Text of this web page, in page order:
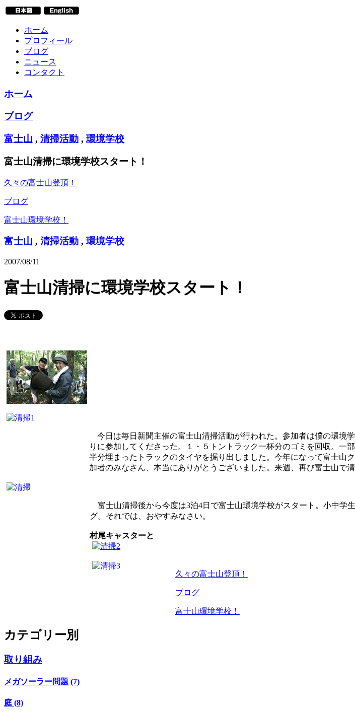
ホーム
プロフィール
ブログ
ニュース
コンタクト
ホーム
ブログ
富士山 , 清掃活動 , 環境学校
富士山清掃に環境学校スタート！
久々の富士山登頂！
ブログ
富士山環境学校！
富士山 , 清掃活動 , 環境学校
2007/08/11
富士山清掃に環境学校スタート！
今日は毎日新聞主催の富士山清掃活動が行われた。参加者は僕の環境
りに参加してくださった。１・５トントラック一杯分のゴミを回収。一
半分埋まったトラックのタイヤを掘り出しました。今年になって富士山
加者のみなさん、本当にありがとうございました。来週、再び富士山で
富士山清掃後から今度は3泊4日で富士山環境学校がスタート。小中学
グ。それでは、おやすみなさい。
村尾キャスターと
久々の富士山登頂！
ブログ
富士山環境学校！
カテゴリー別
取り組み
メガソーラー問題 (7)
庭 (8)